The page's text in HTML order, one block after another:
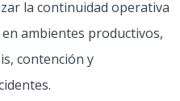
la continuidad operativa
ambientes productivos,
contención y